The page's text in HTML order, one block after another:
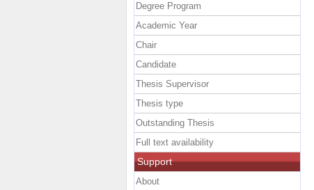
Degree Program
Academic Year
Chair
Candidate
Thesis Supervisor
Thesis type
Outstanding Thesis
Full text availability
Support
About